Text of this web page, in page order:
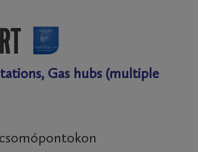
Gas hubs (multiple